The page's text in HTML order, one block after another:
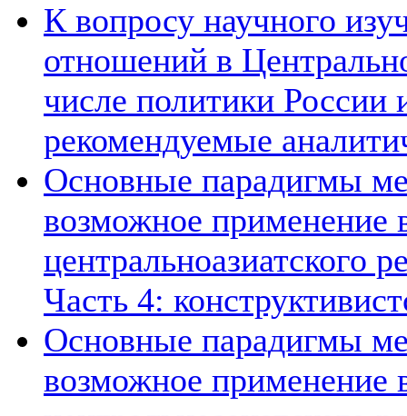
К вопросу научного
отношений в
числе политики России
рекомендуемые
Основные парадигмы
возможное применение
центральноазиатского
Часть 4:
Основные парадигмы
возможное применение